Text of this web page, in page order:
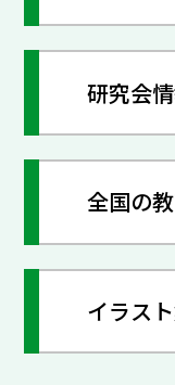
研究会
全国の
イラス